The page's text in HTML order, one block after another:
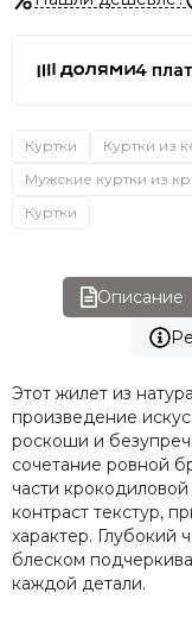
4
Куртки
Куртки из
Мужские куртки из
Куртки
Описание
Этот жилет из
произведение
роскоши и
сочетание ровной
части
контраст текстур,
характер. Глубокий
блеском
каждой детали.